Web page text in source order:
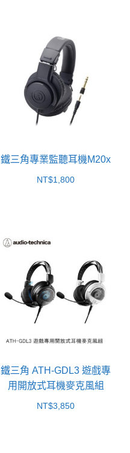
鐵三角專業監聽耳機M20x
NT$1,800
鐵三角 ATH-GDL3 遊戲專
用開放式耳機麥克風組
NT$3,850